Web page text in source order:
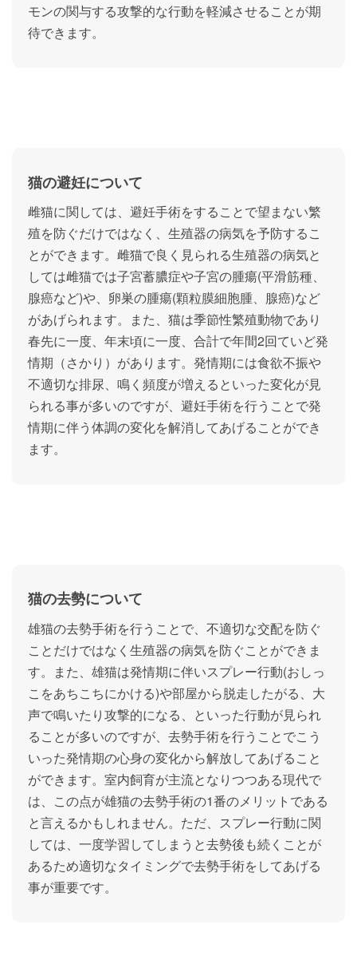
モンの関与する攻撃的な行動を軽減させることが期
待できます。
猫の避妊について
雌猫に関しては、避妊手術をすることで望まない繁
殖を防ぐだけではなく、生殖器の病気を予防するこ
とができます。雌猫で良く見られる生殖器の病気と
しては雌猫では子宮蓄膿症や子宮の腫瘍(平滑筋種、
腺癌など)や、卵巣の腫瘍(顆粒膜細胞腫、腺癌)など
があげられます。また、猫は季節性繁殖動物であり
春先に一度、年末頃に一度、合計で年間2回ていど発
情期（さかり）があります。 発情期には食欲不振や
不適切な排尿、鳴く頻度が増えるといった変化が見
られる事が多いのですが、避妊手術を行うことで発
情期に伴う体調の変化を解消してあげることができ
ます。
猫の去勢について
雄猫の去勢手術を行うことで、不適切な交配を防ぐ
ことだけではなく生殖器の病気を防ぐことができま
す。また、雄猫は発情期に伴いスプレー行動(おしっ
こをあちこちにかける)や部屋から脱走したがる、大
声で鳴いたり攻撃的になる、といった行動が見られ
ることが多いのですが、去勢手術を行うことでこう
いった発情期の心身の変化から解放してあげること
ができます。室内飼育が主流となりつつある現代で
は、この点が雄猫の去勢手術の1番のメリットである
と言えるかもしれません。ただ、スプレー行動に関
しては、一度学習してしまうと去勢後も続くことが
あるため適切なタイミングで去勢手術をしてあげる
事が重要です。